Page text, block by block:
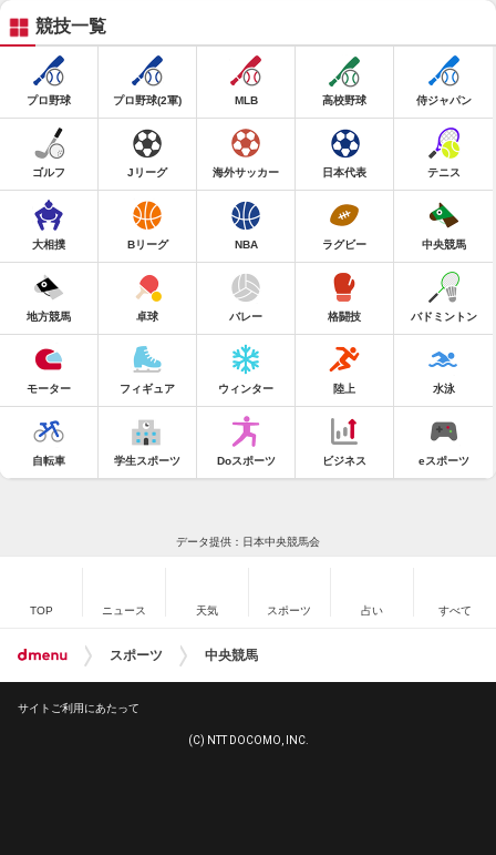
競技一覧
プロ野球 プロ野球(2軍) MLB 高校野球 侍ジャパン
ゴルフ Jリーグ 海外サッカー 日本代表 テニス
大相撲 Bリーグ NBA ラグビー 中央競馬
地方競馬 卓球 バレー 格闘技 バドミントン
モーター フィギュア ウィンター 陸上 水泳
自転車 学生スポーツ Doスポーツ ビジネス eスポーツ
データ提供：日本中央競馬会
TOP ニュース 天気 スポーツ 占い すべて
スポーツ 中央競馬
サイトご利用にあたって
(C) NTT DOCOMO, INC.